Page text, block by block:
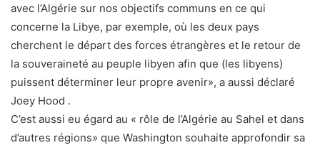
avec l’Algérie sur nos objectifs communs en ce qui
concerne la Libye, par exemple, où les deux pays
cherchent le départ des forces étrangères et le retour de
la souveraineté au peuple libyen afin que (les libyens)
puissent déterminer leur propre avenir», a aussi déclaré
Joey Hood .
C’est aussi eu égard au « rôle de l’Algérie au Sahel et dans
d’autres régions» que Washington souhaite approfondir sa